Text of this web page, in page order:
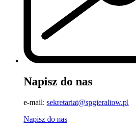
Napisz do nas
e-mail: sekretariat@spgieraltow.pl
Napisz do nas